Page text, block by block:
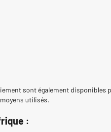
sont également
utilisés.
: